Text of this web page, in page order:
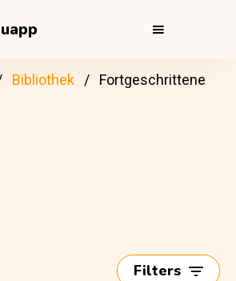
Bibliothek Fortgeschrittene
Filters